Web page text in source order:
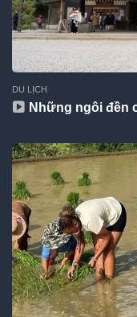
DU LỊCH
Những ngôi đền